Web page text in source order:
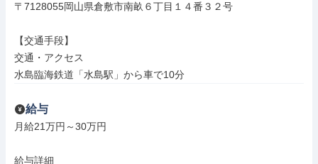
〒7128055岡山県倉敷市南畝６丁目１４番３２号
【交通手段】
交通・アクセス
水島臨海鉄道「水島駅」から車で10分
給与
月給21万円～30万円
給与詳細